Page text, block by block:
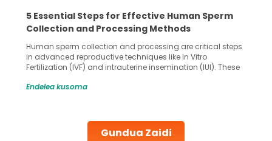
Gundua Zaidi
5 Essential Steps for Effective Human Sperm
Collection and Processing Methods
Human sperm collection and processing are critical steps
in advanced reproductive techniques like In Vitro
Fertilization (IVF) and intrauterine insemination (IUI). These
challenges and help couples achieve their dream of
collected, they process the
Endelea kusoma